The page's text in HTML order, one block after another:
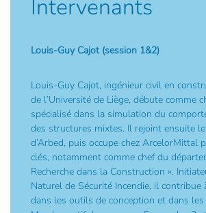
Intervenants
Louis-Guy Cajot (session 1&2)
Louis-Guy Cajot, ingénieur civil en
de l’Université de Liège, débute comme
spécialisé dans la simulation du
des structures mixtes. Il rejoint ensuite
d’Arbed, puis occupe chez ArcelorMittal
clés, notamment comme chef du
Recherche dans la Construction ».
Naturel de Sécurité Incendie, il
dans les outils de conception et dans les